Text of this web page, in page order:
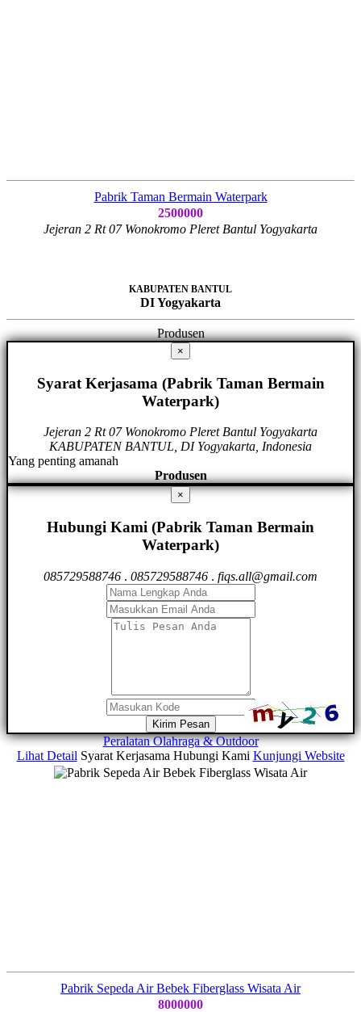
Pabrik Taman Bermain Waterpark
2500000
Jejeran 2 Rt 07 Wonokromo Pleret Bantul Yogyakarta
KABUPATEN BANTUL
DI Yogyakarta
Produsen
×
Syarat Kerjasama (Pabrik Taman Bermain
Waterpark)
Jejeran 2 Rt 07 Wonokromo Pleret Bantul Yogyakarta
KABUPATEN BANTUL, DI Yogyakarta, Indonesia
Yang penting amanah
Produsen
×
Hubungi Kami (Pabrik Taman Bermain
Waterpark)
085729588746 . 085729588746 . fiqs.all@gmail.com
Kirim Pesan
Peralatan Olahraga & Outdoor
Lihat Detail Syarat Kerjasama Hubungi Kami Kunjungi Website
Pabrik Sepeda Air Bebek Fiberglass Wisata Air
8000000